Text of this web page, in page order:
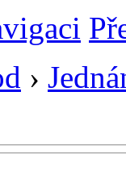
›